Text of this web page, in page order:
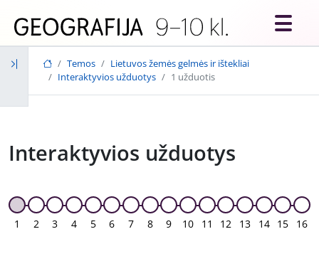
Temos
Lietuvos žemės gelmės ir ištekliai
Interaktyvios užduotys
1 užduotis
Interaktyvios užduotys
1 2 3 4 5 6 7 8 9 10 11 12 13 14 15 16